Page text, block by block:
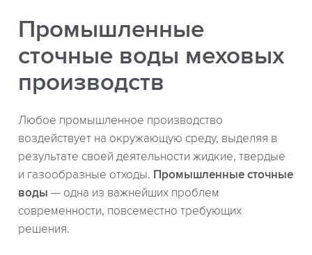
Промышленные
сточные воды меховых
производств
Любое промышленное производство
воздействует на окружающую среду, выделяя в
результате своей деятельности жидкие, твердые
и газообразные отходы. Промышленные сточные
воды — одна из важнейших проблем
современности, повсеместно требующих
решения.